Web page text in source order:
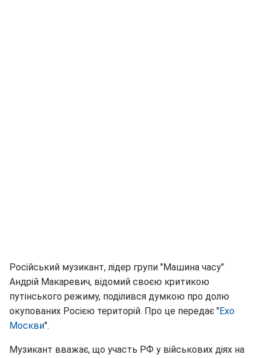
Російський музикант, лідер групи "Машина часу"
Андрій Макаревич, відомий своєю критикою
путінського режиму, поділився думкою про долю
окупованих Росією територій. Про це передає "Ехо
Москви".
Музикант вважає, що участь РФ у військових діях на